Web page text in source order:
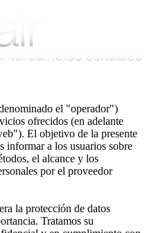
el "operador")
ofrecidos (en adelante
El objetivo de la presente
informar a los usuarios sobre
el alcance y los
por el proveedor
la protección de datos
Tratamos su